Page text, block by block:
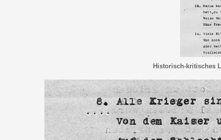
Historisch-kritisches